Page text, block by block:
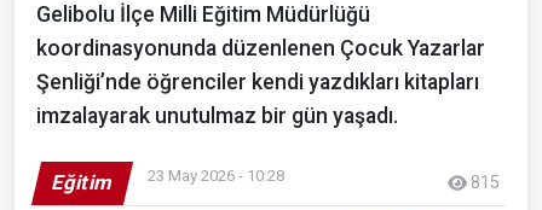
Gelibolu İlçe Milli Eğitim Müdürlüğü
koordinasyonunda düzenlenen Çocuk Yazarlar
Şenliği’nde öğrenciler kendi yazdıkları kitapları
imzalayarak unutulmaz bir gün yaşadı.
Eğitim 23 May 2026 - 10:28 815